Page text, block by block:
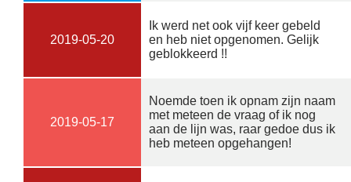
2019-05-20
Ik werd net ook vijf keer gebeld
en heb niet opgenomen. Gelijk
geblokkeerd !!
2019-05-17
Noemde toen ik opnam zijn naam
met meteen de vraag of ik nog
aan de lijn was, raar gedoe dus ik
heb meteen opgehangen!